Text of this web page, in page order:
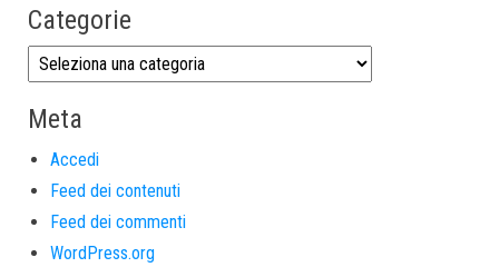
Categorie
Meta
Accedi
Feed dei contenuti
Feed dei commenti
WordPress.org